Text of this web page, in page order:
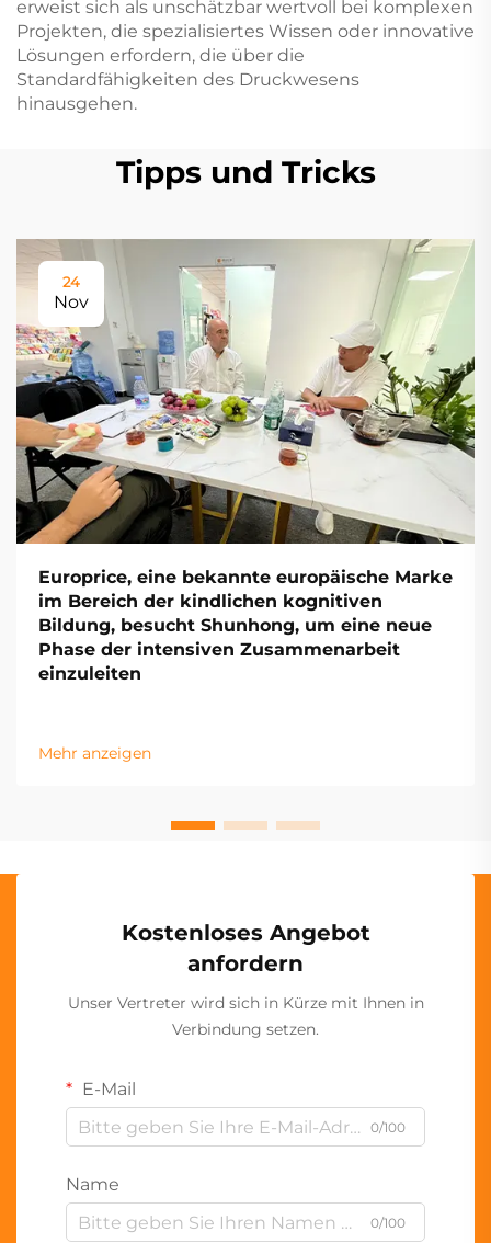
erweist sich als unschätzbar wertvoll bei komplexen
Projekten, die spezialisiertes Wissen oder innovative
Lösungen erfordern, die über die
Standardfähigkeiten des Druckwesens
hinausgehen.
Tipps und Tricks
24
Nov
Europrice, eine bekannte europäische Marke
im Bereich der kindlichen kognitiven
Bildung, besucht Shunhong, um eine neue
Phase der intensiven Zusammenarbeit
einzuleiten
Mehr anzeigen
Kostenloses Angebot
anfordern
Unser Vertreter wird sich in Kürze mit Ihnen in
Verbindung setzen.
E-Mail
0/100
Name
0/100